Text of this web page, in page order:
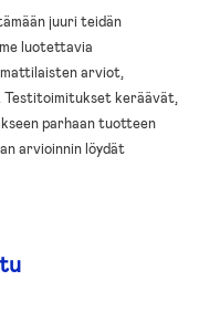
juuri teidän
luotettavia
arviot,
keräävät,
parhaan tuotteen
arvioinnin löydät